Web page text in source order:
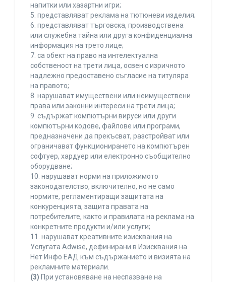
напитки или хазартни игри;
5. представляват реклама на тютюневи изделия;
6. представляват търговска, производствена
или служебна тайна или друга конфиденциална
информация на трето лице;
7. са обект на право на интелектуална
собственост на трети лица, освен с изричното
надлежно предоставено съгласие на титуляра
на правото;
8. нарушават имуществени или неимуществени
права или законни интереси на трети лица;
9. съдържат компютърни вируси или други
компютърни кодове, файлове или програми,
предназначени да прекъсват, разстройват или
ограничават функционирането на компютърен
софтуер, хардуер или електронно съобщително
оборудване;
10. нарушават норми на приложимото
законодателство, включително, но не само
нормите, регламентиращи защитата на
конкуренцията, защита правата на
потребителите, както и правилата на реклама на
конкретните продукти и/или услуги;
11. нарушават креативните изисквания на
Услугата Adwise, дефинирани в Изисквания на
Нет Инфо ЕАД към съдържанието и визията на
рекламните материали.
(3) При установяване на неспазване на